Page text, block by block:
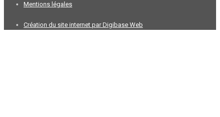
Mentions légales
Création du site internet par Digibase Web